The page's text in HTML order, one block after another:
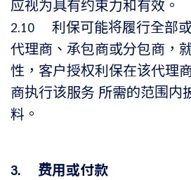
应视为具有约束力和有效。
2.10 利保可能将履行全部
代理商、承包商或分包商，
性，客户授权利保在该代理
商执行该服务 所需的范围内
料。
3. 费用或付款